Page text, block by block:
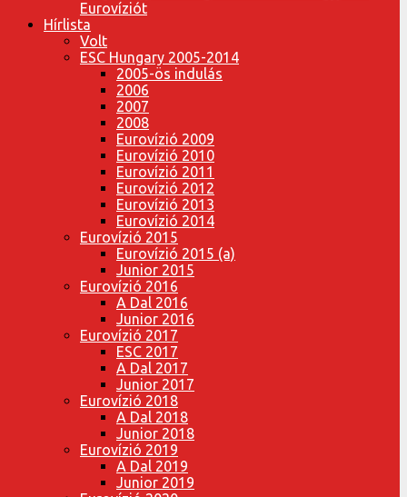
Eurovíziót
Hírlista
Volt
ESC Hungary 2005-2014
2005-ös indulás
2006
2007
2008
Eurovízió 2009
Eurovízió 2010
Eurovízió 2011
Eurovízió 2012
Eurovízió 2013
Eurovízió 2014
Eurovízió 2015
Eurovízió 2015 (a)
Junior 2015
Eurovízió 2016
A Dal 2016
Junior 2016
Eurovízió 2017
ESC 2017
A Dal 2017
Junior 2017
Eurovízió 2018
A Dal 2018
Junior 2018
Eurovízió 2019
A Dal 2019
Junior 2019